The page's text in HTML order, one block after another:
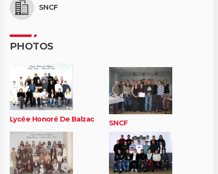
SNCF
PHOTOS
Lycée Honoré De Balzac SNCF